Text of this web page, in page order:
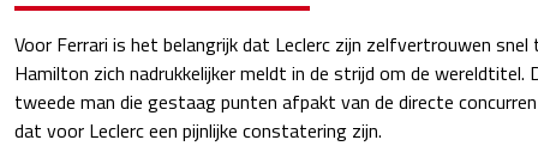
Voor Ferrari is het belangrijk dat Leclerc zijn zelfvertrouwen
Hamilton zich nadrukkelijker meldt in de strijd om de wereldtitel.
tweede man die gestaag punten afpakt van de directe
dat voor Leclerc een pijnlijke constatering zijn.